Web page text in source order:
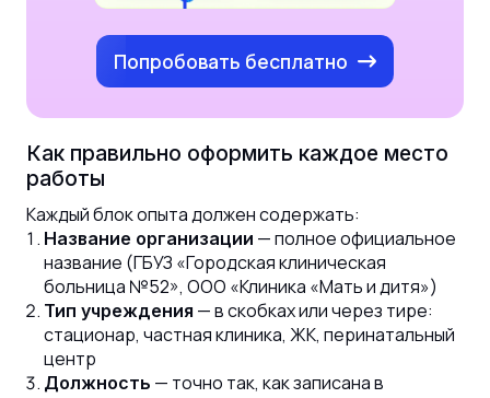
Попробовать бесплатно
Как правильно оформить каждое место
работы
Каждый блок опыта должен содержать:
Название организации — полное официальное
название (ГБУЗ «Городская клиническая
больница №52», ООО «Клиника «Мать и дитя»)
Тип учреждения — в скобках или через тире:
стационар, частная клиника, ЖК, перинатальный
центр
Должность — точно так, как записана в